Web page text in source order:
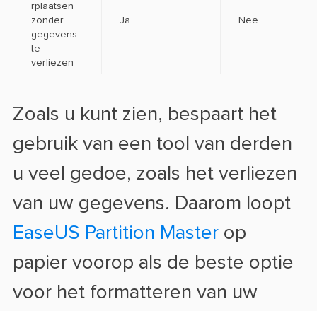
rplaatsen
zonder
gegevens
te
verliezen
Ja Nee
Zoals u kunt zien, bespaart het
gebruik van een tool van derden
u veel gedoe, zoals het verliezen
van uw gegevens. Daarom loopt
EaseUS Partition Masterop
papier voorop als de beste optie
voor het formatteren van uw